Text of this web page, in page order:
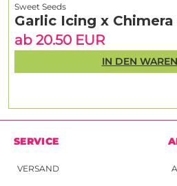
Sweet Seeds
Garlic Icing x
ab 20.50 EUR
IN DEN
SERVICE
VERSAND